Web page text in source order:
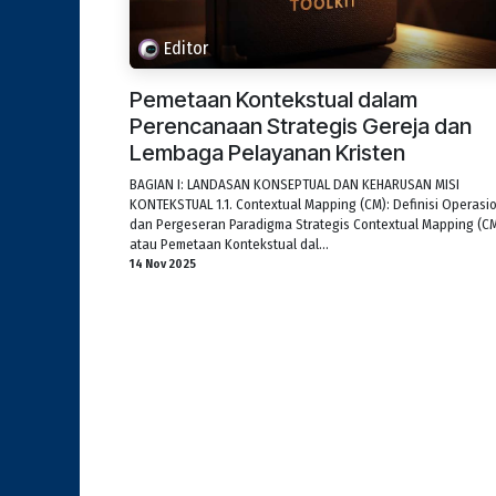
Editor
Pemetaan Kontekstual dalam
Perencanaan Strategis Gereja dan
Lembaga Pelayanan Kristen
BAGIAN I: LANDASAN KONSEPTUAL DAN KEHARUSAN MISI
KONTEKSTUAL 1.1. Contextual Mapping (CM): Definisi
dan Pergeseran Paradigma Strategis Contextual Mapping
atau Pemetaan Kontekstual dal...
14 Nov 2025